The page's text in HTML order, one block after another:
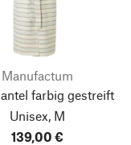
Manufactum
farbig gestreift
Unisex, M
139,00 €